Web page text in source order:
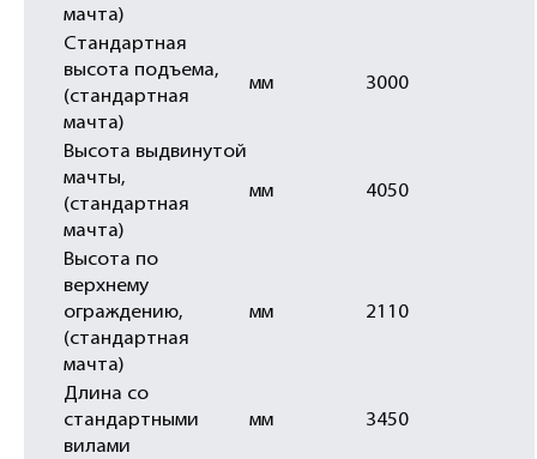
мачта)
Стандартная
высота подъема,
(стандартная
мачта)
мм 3000
Высота выдвинутой
мачты,
(стандартная
мачта)
мм 4050
Высота по
верхнему
ограждению,
(стандартная
мачта)
мм 2110
Длина со
стандартными
вилами
мм 3450